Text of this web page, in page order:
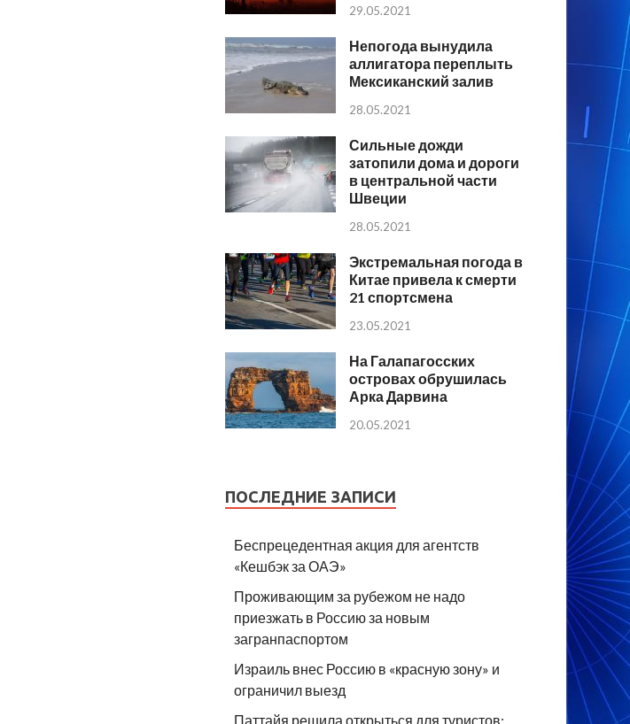
29.05.2021
Непогода вынудила
аллигатора переплыть
Мексиканский залив
28.05.2021
Сильные дожди
затопили дома и дороги
в центральной части
Швеции
28.05.2021
Экстремальная погода в
Китае привела к смерти
21 спортсмена
23.05.2021
На Галапагосских
островах обрушилась
Арка Дарвина
20.05.2021
ПОСЛЕДНИЕ ЗАПИСИ
Беспрецедентная акция для агентств
«Кешбэк за ОАЭ»
Проживающим за рубежом не надо
приезжать в Россию за новым
загранпаспортом
Израиль внес Россию в «красную зону» и
ограничил выезд
Паттайя решила открыться для туристов: